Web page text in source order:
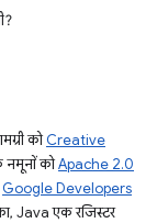
कोCreative
कोApache 2.0
Google Developers
Java एक रजिस्टर